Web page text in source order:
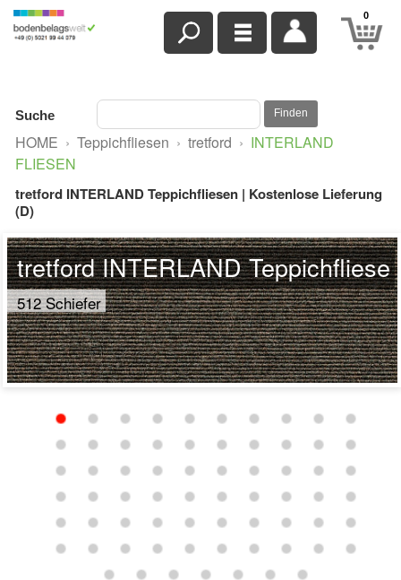
0
Suche Finden
HOME › Teppichfliesen › tretford › INTERLAND
FLIESEN
tretford INTERLAND Teppichfliesen | Kostenlose Lieferung
(D)
tretford INTERLAND Teppichfliese
512 Schiefer